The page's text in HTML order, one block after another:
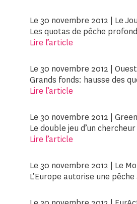
Le 30 novembre 2012 | Le
Les quotas de pêche
Lire l’article
Le 30 novembre 2012 |
Grands fonds: hausse des
Lire l’article
Le 30 novembre 2012 |
Le double jeu d’un
Lire l’article
Le 30 novembre 2012 | Le
L’Europe autorise une